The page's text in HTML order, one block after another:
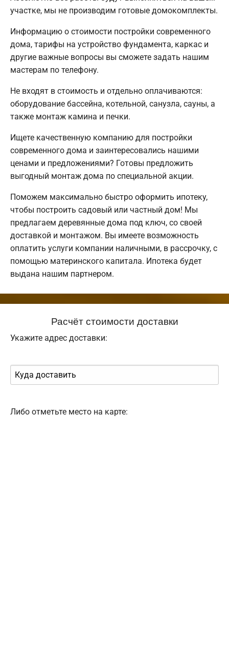
участке, мы не производим готовые домокомплекты.
Информацию о стоимости постройки современного
дома, тарифы на устройство фундамента, каркас и
другие важные вопросы вы сможете задать нашим
мастерам по телефону.
Не входят в стоимость и отдельно оплачиваются:
оборудование бассейна, котельной, санузла, сауны, а
также монтаж камина и печки.
Ищете качественную компанию для постройки
современного дома и заинтересовались нашими
ценами и предложениями? Готовы предложить
выгодный монтаж дома по специальной акции.
Поможем максимально быстро оформить ипотеку,
чтобы построить садовый или частный дом! Мы
предлагаем деревянные дома под ключ, со своей
доставкой и монтажом. Вы имеете возможность
оплатить услуги компании наличными, в рассрочку, с
помощью материнского капитала. Ипотека будет
выдана нашим партнером.
Расчёт стоимости доставки
Укажите адрес доставки:
Либо отметьте место на карте: